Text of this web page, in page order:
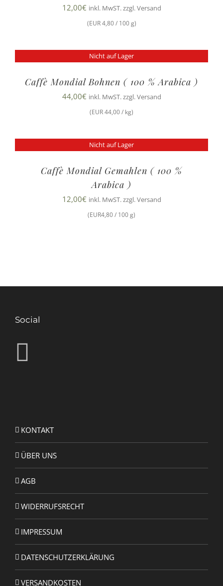
12,00€ inkl. MwST. zzgl. Versand
(EUR 4,80 / 100 g)
Nicht auf Lager
Caffè Mondial Bohnen ( 100 % Arabica )
44,00€ inkl. MwST. zzgl. Versand
(EUR 44,00 / kg)
Nicht auf Lager
Caffè Mondial Gemahlen ( 100 %
Arabica )
12,00€ inkl. MwST. zzgl. Versand
(EUR4,80 / 100 g)
Social
KONTAKT
ÜBER UNS
AGB
WIDERRUFSRECHT
IMPRESSUM
DATENSCHUTZERKLÄRUNG
VERSANDKOSTEN